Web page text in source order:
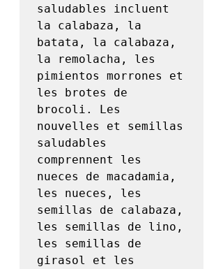
saludables incluent
la calabaza, la
batata, la calabaza,
la remolacha, les
pimientos morrones et
les brotes de
brocoli. Les
nouvelles et semillas
saludables
comprennent les
nueces de macadamia,
les nueces, les
semillas de calabaza,
les semillas de lino,
les semillas de
girasol et les